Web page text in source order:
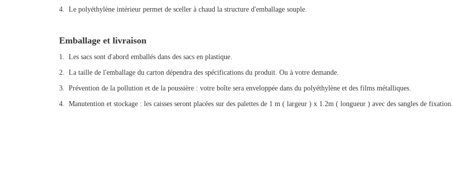
4. Le polyéthylène intérieur permet de sceller à chaud la structure d'emballage souple.
Emballage et livraison
1. Les sacs sont d'abord emballés dans des sacs en plastique.
2. La taille de l'emballage du carton dépendra des spécifications du produit. Ou à votre demande.
3. Prévention de la pollution et de la poussière : votre boîte sera enveloppée dans du polyéthylène et des films métalliques.
4. Manutention et stockage : les caisses seront placées sur des palettes de 1 m ( largeur ) x 1.2m ( longueur ) avec des sangles de fixation.